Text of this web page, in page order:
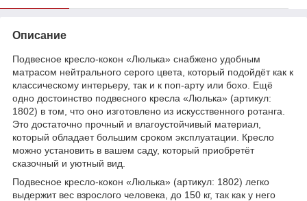
Описание
Подвесное кресло-кокон «Люлька» снабжено удобным
матрасом нейтрального серого цвета, который подойдёт как к
классическому интерьеру, так и к поп-арту или бохо. Ещё
одно достоинство подвесного кресла «Люлька» (артикул:
1802) в том, что оно изготовлено из искусственного ротанга.
Это достаточно прочный и влагоустойчивый материал,
который обладает большим сроком эксплуатации. Кресло
можно установить в вашем саду, который приобретёт
сказочный и уютный вид.
Подвесное кресло-кокон «Люлька» (артикул: 1802) легко
выдержит вес взрослого человека, до 150 кг, так как у него